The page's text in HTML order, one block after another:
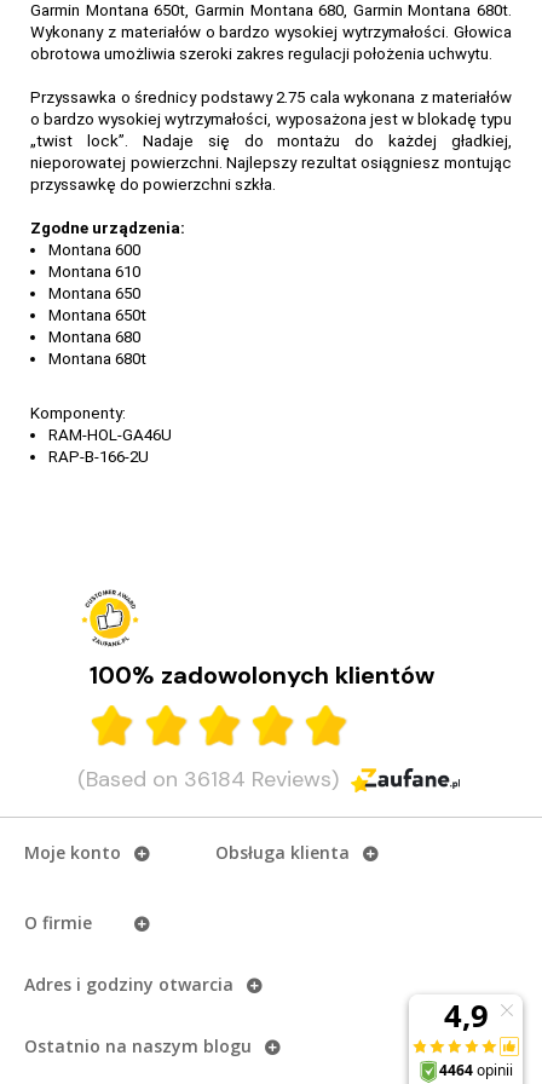
Garmin Montana 650t, Garmin Montana 680, Garmin Montana 680t.
Wykonany z materiałów o bardzo wysokiej wytrzymałości. Głowica
obrotowa umożliwia szeroki zakres regulacji położenia uchwytu.
Przyssawka o średnicy podstawy 2.75 cala wykonana z materiałów
o bardzo wysokiej wytrzymałości, wyposażona jest w blokadę typu
„twist lock”. Nadaje się do montażu do każdej gładkiej,
nieporowatej powierzchni. Najlepszy rezultat osiągniesz montując
przyssawkę do powierzchni szkła.
Zgodne urządzenia:
Montana 600
Montana 610
Montana 650
Montana 650t
Montana 680
Montana 680t
Komponenty:
RAM-HOL-GA46U
RAP-B-166-2U
100% zadowolonych klientów
(Based on 36184 Reviews)
Moje konto
O firmie
Obsługa klienta
Adres i godziny otwarcia
Ostatnio na naszym blogu